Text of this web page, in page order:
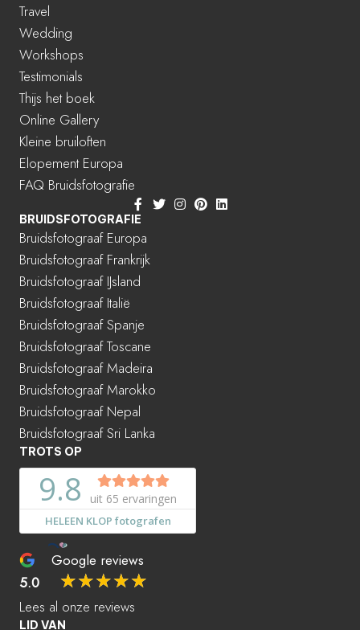
Travel
Wedding
Workshops
Testimonials
Thijs het boek
Online Gallery
Kleine bruiloften
Elopement Europa
FAQ Bruidsfotografie
BRUIDSFOTOGRAFIE
Bruidsfotograaf Europa
Bruidsfotograaf Frankrijk
Bruidsfotograaf IJsland
Bruidsfotograaf Italië
Bruidsfotograaf Spanje
Bruidsfotograaf Toscane
Bruidsfotograaf Madeira
Bruidsfotograaf Marokko
Bruidsfotograaf Nepal
Bruidsfotograaf Sri Lanka
TROTS OP
Google reviews
5.0
☆☆☆☆☆
Lees al onze reviews
LID VAN